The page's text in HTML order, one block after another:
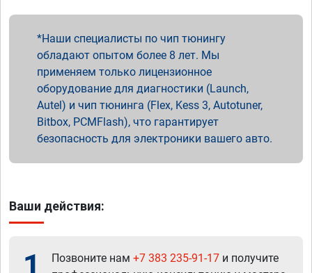
Наши специалисты по чип тюнингу
обладают опытом более 8 лет. Мы
применяем только лицензионное
оборудование для диагностики (Launch,
Autel) и чип тюнинга (Flex, Kess 3, Autotuner,
Bitbox, PCMFlash), что гарантирует
безопасность для электроники вашего авто.
Ваши действия:
1 Позвоните нам +7 383 235-91-17 и получите